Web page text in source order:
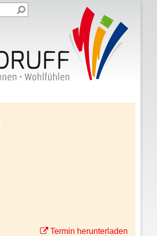
Termin herunterladen